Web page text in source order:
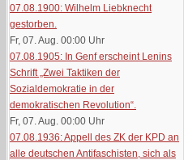
07.08.1900: Wilhelm Liebknecht
gestorben.
Fr, 07. Aug. 00:00 Uhr
07.08.1905: In Genf erscheint Lenins
Schrift „Zwei Taktiken der
Sozialdemokratie in der
demokratischen Revolution“.
Fr, 07. Aug. 00:00 Uhr
07.08.1936: Appell des ZK der KPD an
alle deutschen Antifaschisten, sich als